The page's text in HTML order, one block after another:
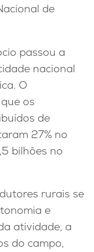
de
passou a
nacional
O
os
de
27% no
bilhões no
rurais se
e
atividade, a
do campo,